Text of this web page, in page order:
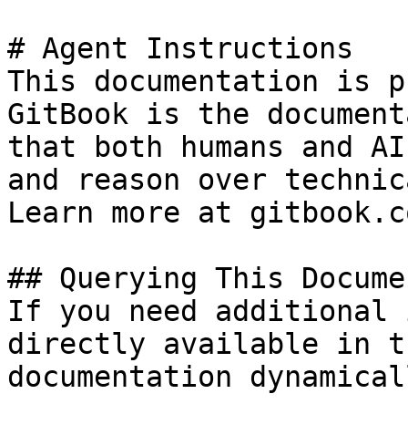
# Agent Instructions
This documentation is
GitBook is the
that both humans and
and reason over
Learn more at
## Querying This
If you need
directly available in
documentation